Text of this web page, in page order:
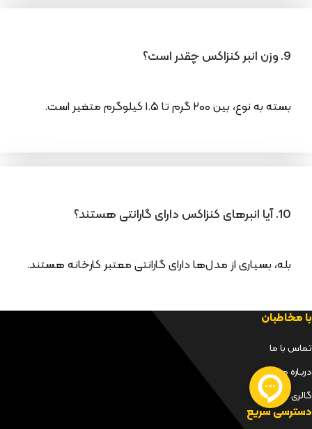
9. وزن انبر کنزاکس چقدر است؟
بسته به نوع، بین ۲۰۰ گرم تا ۱.۵ کیلوگرم متغیر است.
10. آیا انبرهای کنزاکس دارای گارانتی هستند؟
بله، بسیاری از مدل‌ها دارای گارانتی معتبر کارخانه هستند.
با مخاطبان
تماس با ما
دربـاره مـا
گالری
دسترسی سریع